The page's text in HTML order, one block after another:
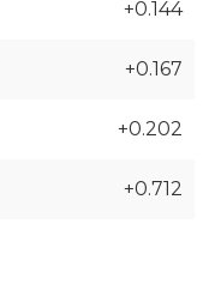
+0.144
+0.167
+0.202
+0.712